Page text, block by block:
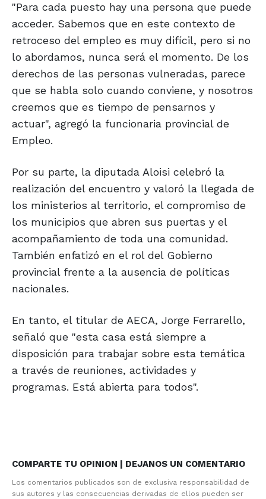
"Para cada puesto hay una persona que puede
acceder. Sabemos que en este contexto de
retroceso del empleo es muy difícil, pero si no
lo abordamos, nunca será el momento. De los
derechos de las personas vulneradas, parece
que se habla solo cuando conviene, y nosotros
creemos que es tiempo de pensarnos y
actuar", agregó la funcionaria provincial de
Empleo.
Por su parte, la diputada Aloisi celebró la
realización del encuentro y valoró la llegada de
los ministerios al territorio, el compromiso de
los municipios que abren sus puertas y el
acompañamiento de toda una comunidad.
También enfatizó en el rol del Gobierno
provincial frente a la ausencia de políticas
nacionales.
En tanto, el titular de AECA, Jorge Ferrarello,
señaló que "esta casa está siempre a
disposición para trabajar sobre esta temática
a través de reuniones, actividades y
programas. Está abierta para todos".
COMPARTE TU OPINION | DEJANOS UN COMENTARIO
Los comentarios publicados son de exclusiva responsabilidad de
sus autores y las consecuencias derivadas de ellos pueden ser